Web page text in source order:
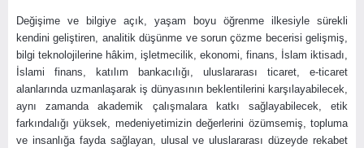
Değişime ve bilgiye açık, yaşam boyu öğrenme ilkesiyle sürekli
kendini geliştiren, analitik düşünme ve sorun çözme becerisi gelişmiş,
bilgi teknolojilerine hâkim, işletmecilik, ekonomi, finans, İslam iktisadı,
İslami finans, katılım bankacılığı, uluslararası ticaret, e-ticaret
alanlarında uzmanlaşarak iş dünyasının beklentilerini karşılayabilecek,
aynı zamanda akademik çalışmalara katkı sağlayabilecek, etik
farkındalığı yüksek, medeniyetimizin değerlerini özümsemiş, topluma
ve insanlığa fayda sağlayan, ulusal ve uluslararası düzeyde rekabet